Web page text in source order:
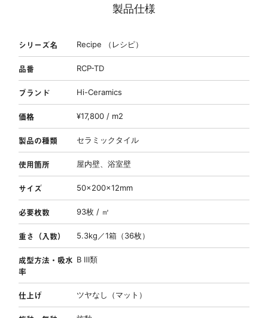
製品仕様
シリーズ名 Recipe （レシピ）
品番 RCP-TD
ブランド Hi-Ceramics
価格 ¥17,800 / m2
製品の種類 セラミックタイル
使用箇所 屋内壁、浴室壁
サイズ 50×200×12mm
必要枚数 93枚 / ㎡
重さ（入数） 5.3kg／1箱（36枚）
成型方法・吸水
率
B Ⅲ類
仕上げ ツヤなし（マット）